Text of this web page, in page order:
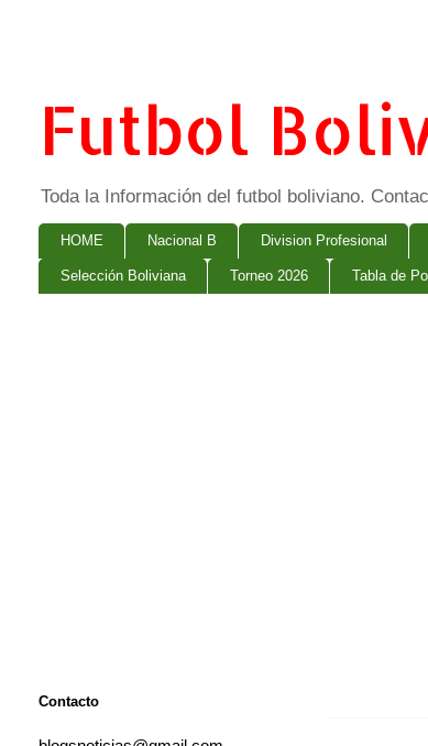
Futbol
Toda la Información del futbol boliviano.
HOME Nacional B Division Profesional
Selección Boliviana Torneo 2026 Tabla de
Contacto